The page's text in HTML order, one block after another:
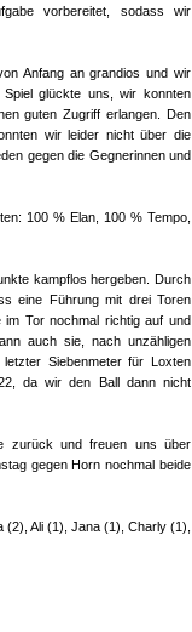
vorbereitet, sodass wir
Anfang an grandios und wir
glückte uns, wir konnten
guten Zugriff erlangen. Den
wir leider nicht über die
gegen die Gegnerinnen und
100 % Elan, 100 % Tempo,
kampflos hergeben. Durch
eine Führung mit drei Toren
Tor nochmal richtig auf und
auch sie, nach unzähligen
Siebenmeter für Loxten
da wir den Ball dann nicht
zurück und freuen uns über
gegen Horn nochmal beide
Ali (1), Jana (1), Charly (1),